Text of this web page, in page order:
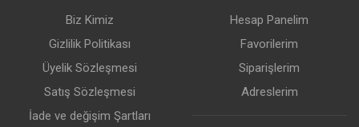
Biz Kimiz
Gizlilik Politikası
Üyelik Sözleşmesi
Satış Sözleşmesi
İade ve değişim Şartları
Hesap Panelim
Favorilerim
Siparişlerim
Adreslerim